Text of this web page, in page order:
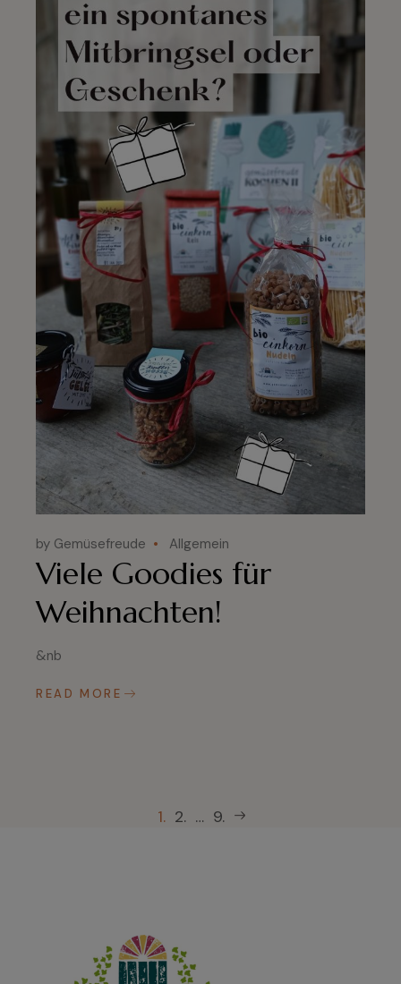
by Gemüsefreude Allgemein
Viele Goodies für
Weihnachten!
&nb
READ MORE
Seitennummerierung
1. 2. … 9.